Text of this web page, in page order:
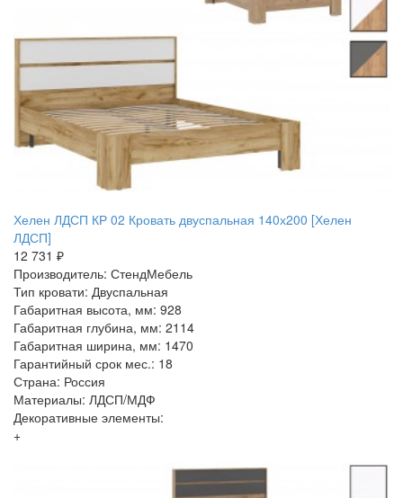
Хелен ЛДСП КР 02 Кровать двуспальная 140х200 [Хелен
ЛДСП]
12 731 ₽
Производитель: СтендМебель
Тип кровати: Двуспальная
Габаритная высота, мм: 928
Габаритная глубина, мм: 2114
Габаритная ширина, мм: 1470
Гарантийный срок мес.: 18
Страна: Россия
Материалы: ЛДСП/МДФ
Декоративные элементы:
+